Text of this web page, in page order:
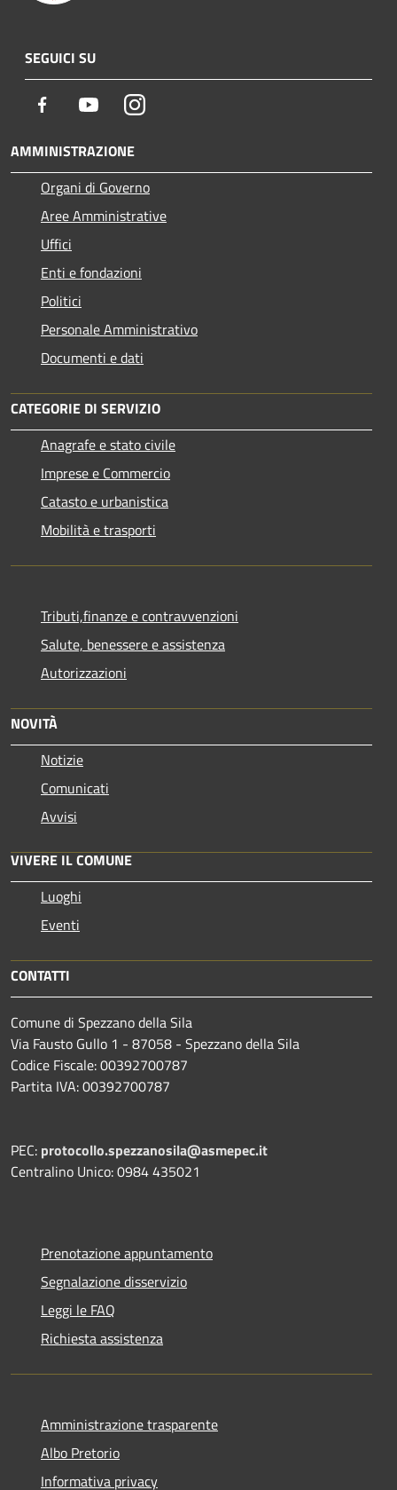
SEGUICI SU
Facebook YoutubeInstagram
AMMINISTRAZIONE
Organi di Governo
Aree Amministrative
Uffici
Enti e fondazioni
Politici
Personale Amministrativo
Documenti e dati
CATEGORIE DI SERVIZIO
Anagrafe e stato civile
Imprese e Commercio
Catasto e urbanistica
Mobilità e trasporti
Tributi,finanze e contravvenzioni
Salute, benessere e assistenza
Autorizzazioni
NOVITÀ
Notizie
Comunicati
Avvisi
VIVERE IL COMUNE
Luoghi
Eventi
CONTATTI
Comune di Spezzano della Sila
Via Fausto Gullo 1 - 87058 - Spezzano della Sila
Codice Fiscale: 00392700787
Partita IVA: 00392700787
PEC: protocollo.spezzanosila@asmepec.it
Centralino Unico: 0984 435021
Prenotazione appuntamento
Segnalazione disservizio
Leggi le FAQ
Richiesta assistenza
Amministrazione trasparente
Albo Pretorio
Informativa privacy